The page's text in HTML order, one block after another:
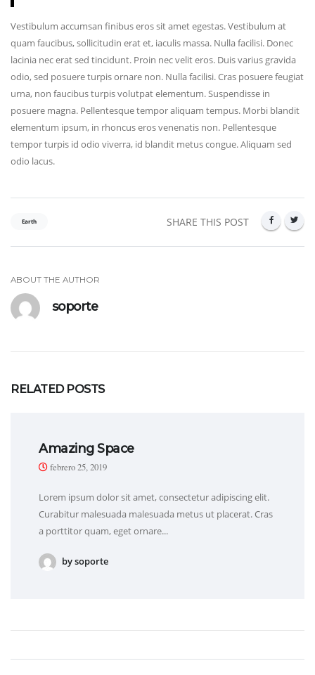
Vestibulum accumsan finibus eros sit amet egestas. Vestibulum at
quam faucibus, sollicitudin erat et, iaculis massa. Nulla facilisi. Donec
lacinia nec erat sed tincidunt. Proin nec velit eros. Duis varius gravida
odio, sed posuere turpis ornare non. Nulla facilisi. Cras posuere feugiat
urna, non faucibus turpis volutpat elementum. Suspendisse in
posuere magna. Pellentesque tempor aliquam tempus. Morbi blandit
elementum ipsum, in rhoncus eros venenatis non. Pellentesque
tempor turpis id odio viverra, id blandit metus congue. Aliquam sed
odio lacus.
Earth SHARE THIS POST
ABOUT THE AUTHOR
soporte
RELATED POSTS
Amazing Space
febrero 25, 2019
Lorem ipsum dolor sit amet, consectetur adipiscing elit.
Curabitur malesuada malesuada metus ut placerat. Cras
a porttitor quam, eget ornare...
by soporte